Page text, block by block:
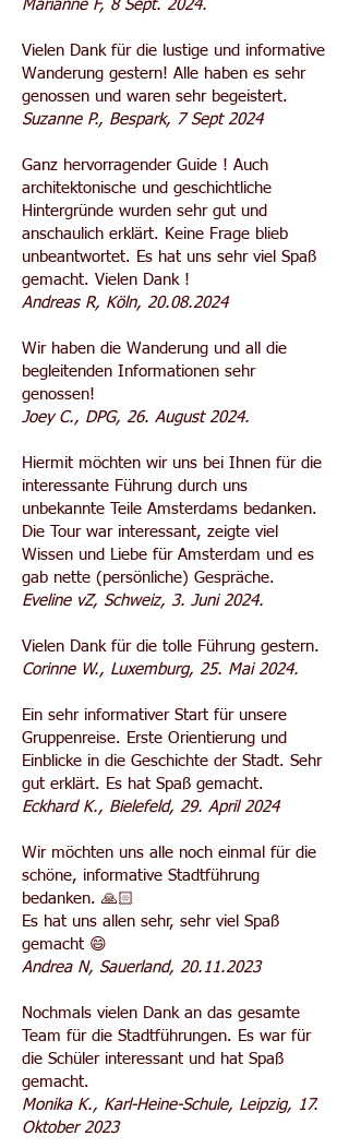
Marianne F, 8 Sept. 2024.
Vielen Dank für die lustige und informative
Wanderung gestern! Alle haben es sehr
genossen und waren sehr begeistert.
Suzanne P., Bespark, 7 Sept 2024
Ganz hervorragender Guide ! Auch
architektonische und geschichtliche
Hintergründe wurden sehr gut und
anschaulich erklärt. Keine Frage blieb
unbeantwortet. Es hat uns sehr viel Spaß
gemacht. Vielen Dank !
Andreas R, Köln, 20.08.2024
Wir haben die Wanderung und all die
begleitenden Informationen sehr
genossen!
Joey C., DPG, 26. August 2024.
Hiermit möchten wir uns bei Ihnen für die
interessante Führung durch uns
unbekannte Teile Amsterdams bedanken.
Die Tour war interessant, zeigte viel
Wissen und Liebe für Amsterdam und es
gab nette (persönliche) Gespräche.
Eveline vZ, Schweiz, 3. Juni 2024.
Vielen Dank für die tolle Führung gestern.
Corinne W., Luxemburg, 25. Mai 2024.
Ein sehr informativer Start für unsere
Gruppenreise. Erste Orientierung und
Einblicke in die Geschichte der Stadt. Sehr
gut erklärt. Es hat Spaß gemacht.
Eckhard K., Bielefeld, 29. April 2024
Wir möchten uns alle noch einmal für die
schöne, informative Stadtführung
bedanken. 🙏🏻
Es hat uns allen sehr, sehr viel Spaß
gemacht 😄
Andrea N, Sauerland, 20.11.2023
Nochmals vielen Dank an das gesamte
Team für die Stadtführungen. Es war für
die Schüler interessant und hat Spaß
gemacht.
Monika K., Karl-Heine-Schule, Leipzig, 17.
Oktober 2023